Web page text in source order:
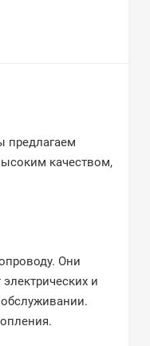
предлагаем
качеством,
Они
и